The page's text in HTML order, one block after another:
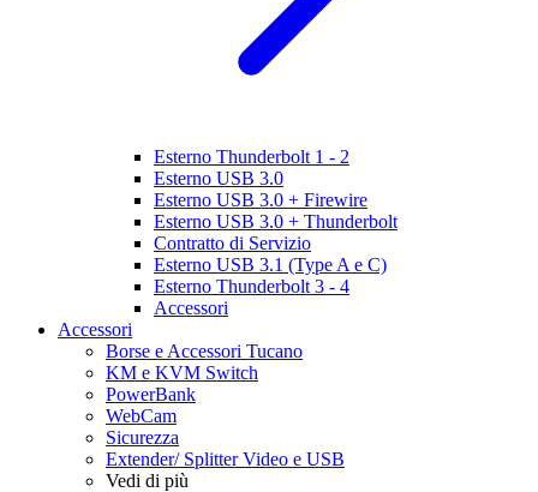
Esterno Thunderbolt 1 - 2
Esterno USB 3.0
Esterno USB 3.0 + Firewire
Esterno USB 3.0 + Thunderbolt
Contratto di Servizio
Esterno USB 3.1 (Type A e C)
Esterno Thunderbolt 3 - 4
Accessori
Accessori
Borse e Accessori Tucano
KM e KVM Switch
PowerBank
WebCam
Sicurezza
Extender/ Splitter Video e USB
Vedi di più